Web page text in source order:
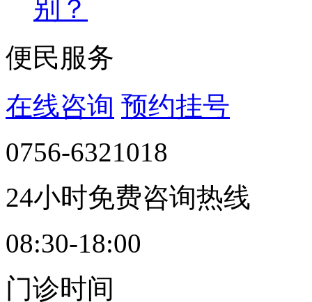
别？
便民服务
在线咨询 预约挂号
0756-6321018
24小时免费咨询热线
08:30-18:00
门诊时间